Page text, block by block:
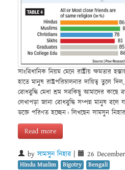
সাংবিধানিক নিয়ম মেনে রাষ্ট্রীয় ক্ষমতার
হাতে মানুষ রাষ্ট্রপরিচালনার দায়িত্ব তুলে
বোধবুদ্ধি মেধা শ্রম সবকিছু আমাদের
লেখাপড়া জানা বোধবুদ্ধি সম্পন্ন মানুষ বলে
ভক্তে পরিণত হচ্ছেন। লিখছেন সামসুন
Read more
byসামসুন নিহার| 26
Hindu Muslim Bigotry Bengali